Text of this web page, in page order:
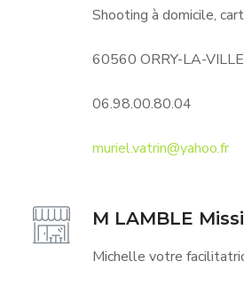
Shooting à domicile,
60560 ORRY-LA-VILLE
06.98.00.80.04
muriel.vatrin@yahoo.fr
M LAMBLE
Michelle votre